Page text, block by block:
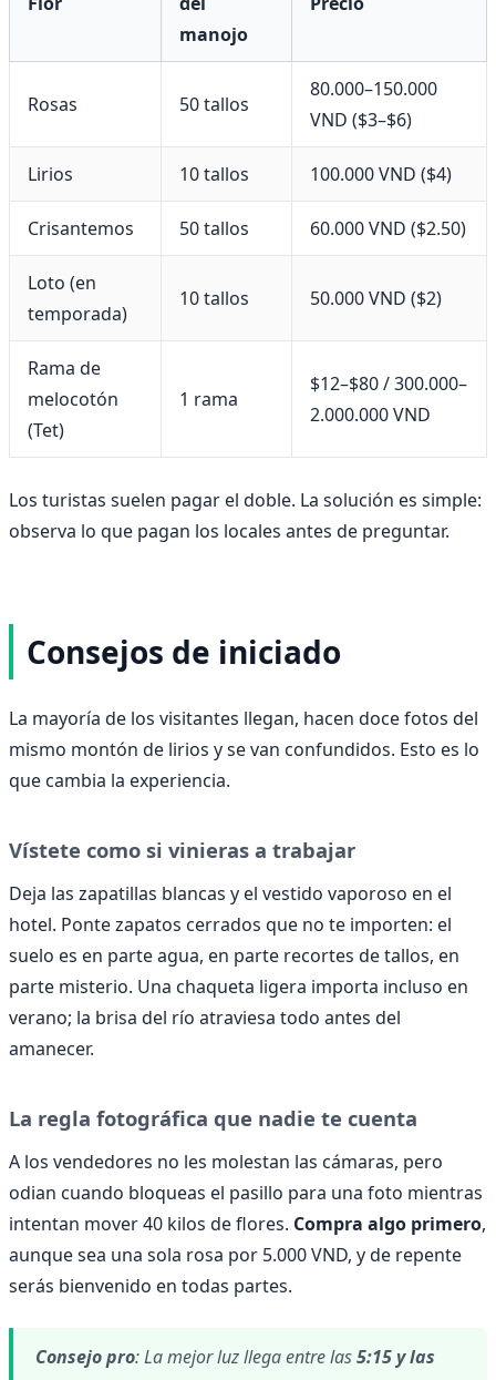
manojo
Rosas 50 tallos
80.000–150.000
VND ($3–$6)
Lirios 10 tallos 100.000 VND ($4)
Crisantemos 50 tallos 60.000 VND ($2.50)
Loto (en
temporada)
10 tallos 50.000 VND ($2)
Rama de
melocotón
(Tet)
1 rama
$12–$80 / 300.000–
2.000.000 VND
Los turistas suelen pagar el doble. La solución es simple:
observa lo que pagan los locales antes de preguntar.
Consejos de iniciado
La mayoría de los visitantes llegan, hacen doce fotos del
mismo montón de lirios y se van confundidos. Esto es lo
que cambia la experiencia.
Vístete como si vinieras a trabajar
Deja las zapatillas blancas y el vestido vaporoso en el
hotel. Ponte zapatos cerrados que no te importen: el
suelo es en parte agua, en parte recortes de tallos, en
parte misterio. Una chaqueta ligera importa incluso en
verano; la brisa del río atraviesa todo antes del
amanecer.
La regla fotográfica que nadie te cuenta
A los vendedores no les molestan las cámaras, pero
odian cuando bloqueas el pasillo para una foto mientras
intentan mover 40 kilos de flores. Compra algo primero,
aunque sea una sola rosa por 5.000 VND, y de repente
serás bienvenido en todas partes.
Consejo pro: La mejor luz llega entre las5:15 y las